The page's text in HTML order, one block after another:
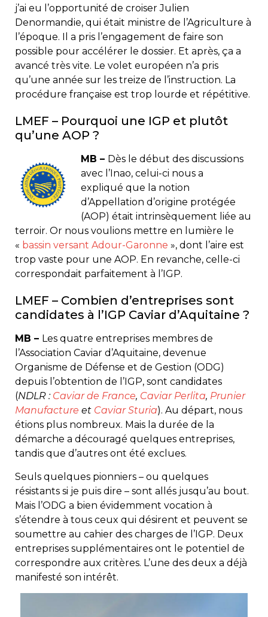
j’ai eu l’opportunité de croiser Julien
Denormandie, qui était ministre de l’Agriculture à
l’époque. Il a pris l’engagement de faire son
possible pour accélérer le dossier. Et après, ça a
avancé très vite. Le volet européen n’a pris
qu’une année sur les treize de l’instruction. La
procédure française est trop lourde et répétitive.
LMEF – Pourquoi une IGP et plutôt
qu’une AOP ?
MB – Dès le début des discussions
avec l’Inao, celui-ci nous a
expliqué que la notion
d’Appellation d’origine protégée
(AOP) était intrinsèquement liée au
terroir. Or nous voulions mettre en lumière le
« bassin versant Adour-Garonne », dont l’aire est
trop vaste pour une AOP. En revanche, celle-ci
correspondait parfaitement à l’IGP.
LMEF – Combien d’entreprises sont
candidates à l’IGP Caviar d’Aquitaine ?
MB – Les quatre entreprises membres de
l’Association Caviar d’Aquitaine, devenue
Organisme de Défense et de Gestion (ODG)
depuis l’obtention de l’IGP, sont candidates
(NDLR : Caviar de France, Caviar Perlita, Prunier
Manufacture et Caviar Sturia). Au départ, nous
étions plus nombreux. Mais la durée de la
démarche a découragé quelques entreprises,
tandis que d’autres ont été exclues.
Seuls quelques pionniers – ou quelques
résistants si je puis dire – sont allés jusqu’au bout.
Mais l’ODG a bien évidemment vocation à
s’étendre à tous ceux qui désirent et peuvent se
soumettre au cahier des charges de l’IGP. Deux
entreprises supplémentaires ont le potentiel de
correspondre aux critères. L’une des deux a déjà
manifesté son intérêt.